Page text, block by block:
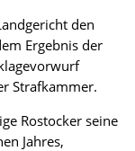
den
Ergebnis der
Strafkammer.
Rostocker seine
Jahres,